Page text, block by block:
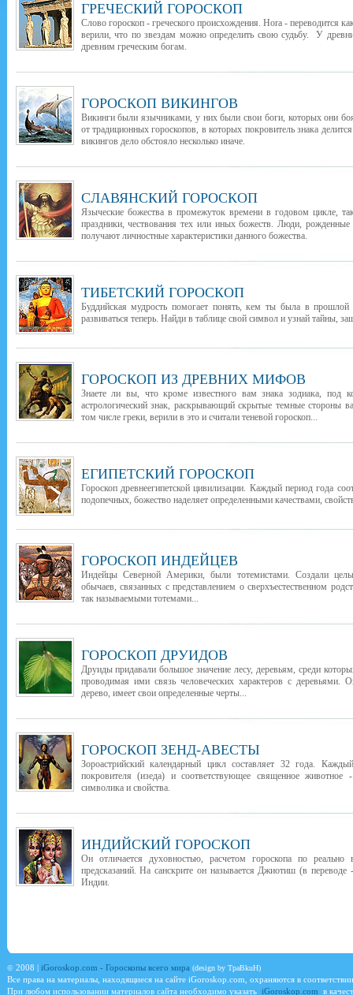
ГРЕЧЕСКИЙ ГОРОСКОП
Слово гороскоп - греческого происхождения. Hora - переводится
верили, что по звездам можно определить свою судьбу. У
древним греческим богам.
ГОРОСКОП ВИКИНГОВ
Викинги были язычниками, у них были свои боги, которых они
от традиционных гороскопов, в которых покровитель знака
викингов дело обстояло несколько иначе.
СЛАВЯНСКИЙ ГОРОСКОП
Языческие божества в промежуток времени в годовом цикле,
праздники, чествования тех или иных божеств. Люди,
получают личностные характеристики данного божества.
ТИБЕТСКИЙ ГОРОСКОП
Буддийская мудрость помогает понять, кем ты была в
развиваться теперь. Найди в таблице свой символ и узнай тайны,
ГОРОСКОП ИЗ ДРЕВНИХ МИФОВ
Знаете ли вы, что кроме известного вам знака зодиака, под
астрологический знак, раскрывающий скрытые темные стороны
том числе греки, верили в это и считали теневой гороскоп...
ЕГИПЕТСКИЙ ГОРОСКОП
Гороскоп древнеегипетской цивилизации. Каждый период года
подопечных, божество наделяет определенными качествами,
ГОРОСКОП ИНДЕЙЦЕВ
Индейцы Северной Америки, были тотемистами. Создали
обычаев, связанных с представлением о сверхъестественном
так называемыми тотемами...
ГОРОСКОП ДРУИДОВ
Друиды придавали большое значение лесу, деревьям, среди
проводимая ими связь человеческих характеров с
дерево, имеет свои определенные черты...
ГОРОСКОП ЗЕНД-АВЕСТЫ
Зороастрийский календарный цикл составляет 32 года.
покровителя (изеда) и соответствующее священное
символика и свойства.
ИНДИЙСКИЙ ГОРОСКОП
Он отличается духовностью, расчетом гороскопа по
предсказаний. На санскрите он называется Джиотиш (в переводе
Индии.
© 2008 | iGoroskop.com - Гороскопы всего мира (design by TpaBkuH)
Все права на материалы, находящиеся на сайте iGoroskop.com , охраняются в
При любом использовании материалов сайта необходимо указать iGoroskop.com в